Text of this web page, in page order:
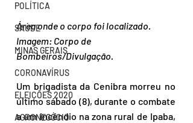
POLÍTICA
SAÚDE
MINAS GERAIS
CORONAVÍRUS
ELEIÇÕES 2020
AGRONEGÓCIO
Área onde o corpo foi localizado.
Imagem: Corpo de
Bombeiros/Divulgação.
Um brigadista da Cenibra morreu no
último sábado (8), durante o combate
a um incêndio na zona rural de Ipaba,